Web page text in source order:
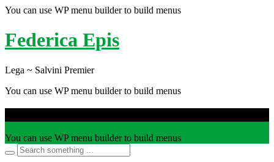
You can use WP menu builder to build menus
Federica Epis
Lega ~ Salvini Premier
You can use WP menu builder to build menus
You can use WP menu builder to build menus